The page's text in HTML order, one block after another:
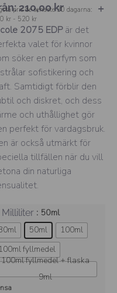
210,00kr
pris de senaste 30 dagarna:
kr - 520 kr
2075 EDPär det
valet för kvinnor
söker en parfym som
sofistikering och
Samtidigt förblir den
och diskret, och dess
och uthållighet gör
perfekt för vardagsbruk.
är också utmärkt för
tillfällen när du vill
din naturliga
Milliliter : 50ml
50ml
100ml
100ml fyllmedel
100ml fyllmedel + flaska
9ml